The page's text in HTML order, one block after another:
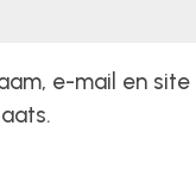
e-mail en